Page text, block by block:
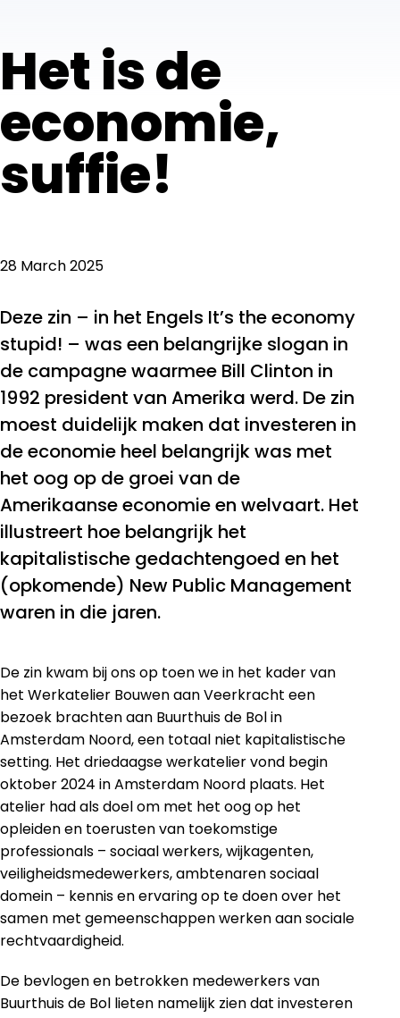
Het is de
economie,
suffie!
28 March 2025
Deze zin – in het Engels It’s the economy
stupid! – was een belangrijke slogan in
de campagne waarmee Bill Clinton in
1992 president van Amerika werd. De zin
moest duidelijk maken dat investeren in
de economie heel belangrijk was met
het oog op de groei van de
Amerikaanse economie en welvaart. Het
illustreert hoe belangrijk het
kapitalistische gedachtengoed en het
(opkomende) New Public Management
waren in die jaren.
De zin kwam bij ons op toen we in het kader van
het Werkatelier Bouwen aan Veerkracht een
bezoek brachten aan Buurthuis de Bol in
Amsterdam Noord, een totaal niet kapitalistische
setting. Het driedaagse werkatelier vond begin
oktober 2024 in Amsterdam Noord plaats. Het
atelier had als doel om met het oog op het
opleiden en toerusten van toekomstige
professionals – sociaal werkers, wijkagenten,
veiligheidsmedewerkers, ambtenaren sociaal
domein – kennis en ervaring op te doen over het
samen met gemeenschappen werken aan sociale
rechtvaardigheid.
De bevlogen en betrokken medewerkers van
Buurthuis de Bol lieten namelijk zien dat investeren